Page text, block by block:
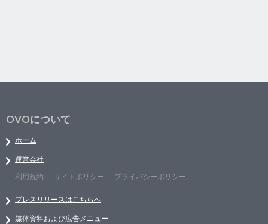
OVOについて
ホーム
運営会社
利用規約
サイトポリシー プライバシーポリシー
プレスリリースはこちらへ
媒体資料および広告メニュー